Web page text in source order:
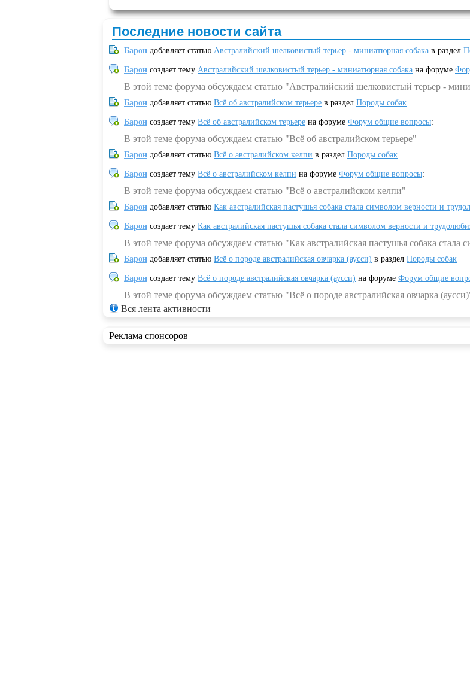
Последние новости сайта
Барон добавляет статью Австралийский шелковистый терьер - миниатюрная собака в раздел
Барон создает тему Австралийский шелковистый терьер - миниатюрная собака на форуме
В этой теме форума обсуждаем статью "Австралийский шелковистый терьер -
Барон добавляет статью Всё об австралийском терьере в раздел Породы собак
Барон создает тему Всё об австралийском терьере на форуме Форум общие вопросы:
В этой теме форума обсуждаем статью "Всё об австралийском терьере"
Барон добавляет статью Всё о австралийском келпи в раздел Породы собак
Барон создает тему Всё о австралийском келпи на форуме Форум общие вопросы:
В этой теме форума обсуждаем статью "Всё о австралийском келпи"
Барон добавляет статью Как австралийская пастушья собака стала символом верности и
Барон создает тему Как австралийская пастушья собака стала символом верности и
В этой теме форума обсуждаем статью "Как австралийская пастушья собака стала
Барон добавляет статью Всё о породе австралийская овчарка (аусси) в раздел Породы собак
Барон создает тему Всё о породе австралийская овчарка (аусси) на форуме Форум общие
В этой теме форума обсуждаем статью "Всё о породе австралийская овчарка
Вся лента активности
Реклама спонсоров